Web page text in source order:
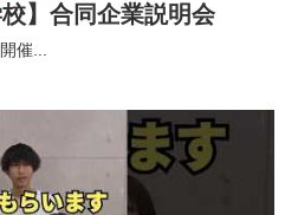
】合同企業説明会
催...